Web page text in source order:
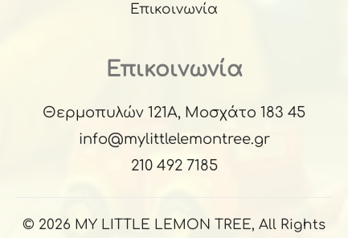
Επικοινωνία
Επικοινωνία
Θερμοπυλών 121Α, Μοσχάτο 183 45
info@mylittlelemontree.gr
210 492 7185
© 2026 MY LITTLE LEMON TREE, All Rights